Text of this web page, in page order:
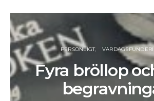
PERSONLIGT
Fyra bröllop